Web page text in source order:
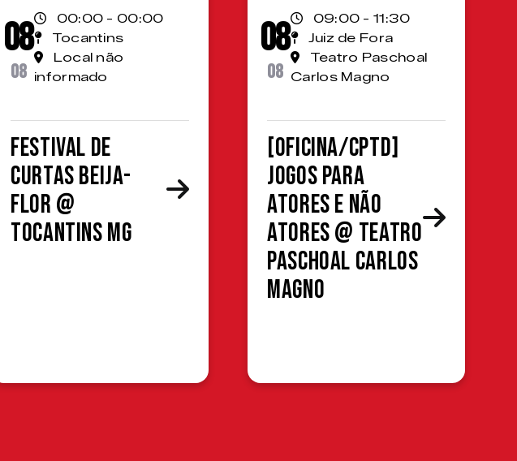
08
08
00:00 - 00:00
Tocantins
Local não
informado
Festival de
Curtas Beija-
Flor @
Tocantins MG
08
08
09:00 - 11:30
Juiz de Fora
Teatro Paschoal
Carlos Magno
[OFICINA/CPTD]
Jogos para
atores e não
atores @ Teatro
Paschoal Carlos
Magno